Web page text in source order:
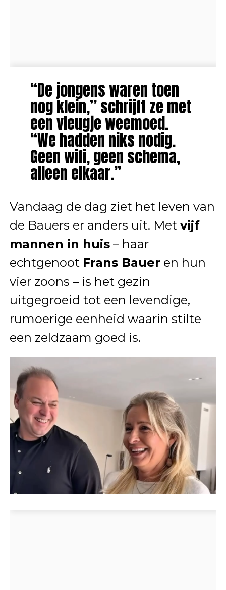
“De jongens waren toen
nog klein,” schrijft ze met
een vleugje weemoed.
“We hadden niks nodig.
Geen wifi, geen schema,
alleen elkaar.”
Vandaag de dag ziet het leven van
de Bauers er anders uit. Met vijf
mannen in huis– haar
echtgenoot Frans Bauer en hun
vier zoons – is het gezin
uitgegroeid tot een levendige,
rumoerige eenheid waarin stilte
een zeldzaam goed is.